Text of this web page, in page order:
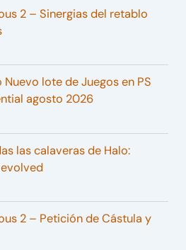
2 – Sinergias del retablo
Nuevo lote de Juegos en PS
agosto 2026
las calaveras de Halo:
2 – Petición de Cástula y